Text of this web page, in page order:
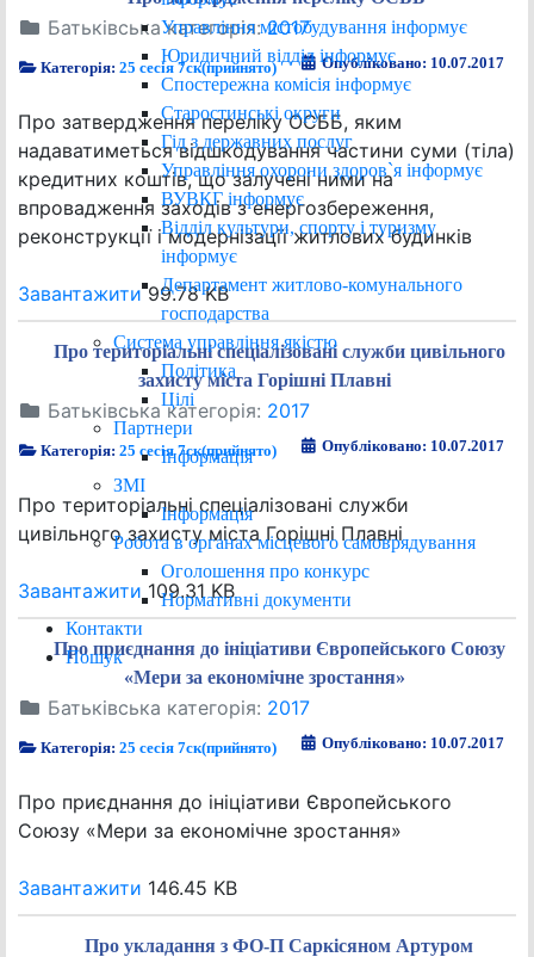
Управління містобудування інформує
Юридичний відділ інформує
Спостережна комісія інформує
Старостинські округи
Гід з державних послуг
Управління охорони здоров`я інформує
ВУВКГ інформує
Відділ культури, спорту і туризму
інформує
Департамент житлово-комунального
господарства
Система управління якістю
Політика
Цілі
Партнери
Інформація
ЗМІ
Інформація
Робота в органах місцевого самоврядування
Оголошення про конкурс
Нормативні документи
Контакти
Пошук
Батьківська категорія:2017
Категорія:25 сесія 7ск(прийнято) Опубліковано: 10.07.2017
Про затвердження переліку ОСББ, яким
надаватиметься відшкодування частини суми (тіла)
кредитних коштів, що залучені ними на
впровадження заходів з енергозбереження,
реконструкції і модернізації житлових будинків
Завантажити99.78 KB
Про територіальні спеціалізовані служби цивільного
захисту міста Горішні Плавні
Батьківська категорія: 2017
Категорія:25 сесія 7ск(прийнято) Опубліковано: 10.07.2017
Про територіальні спеціалізовані служби
цивільного захисту міста Горішні Плавні
Завантажити 109.31 KB
Про приєднання до ініціативи Європейського Союзу
«Мери за економічне зростання»
Батьківська категорія: 2017
Категорія:25 сесія 7ск(прийнято) Опубліковано: 10.07.2017
Про приєднання до ініціативи Європейського
Союзу «Мери за економічне зростання»
Завантажити 146.45 KB
Про укладання з ФО-П Саркісяном Артуром